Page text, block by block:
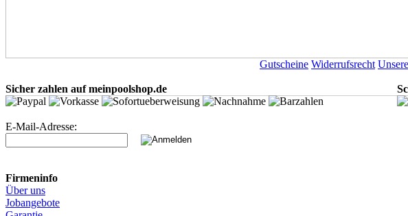
Gutscheine Widerrufsrecht
Sicher zahlen auf meinpoolshop.de
E-Mail-Adresse:
Firmeninfo
Über uns
Jobangebote